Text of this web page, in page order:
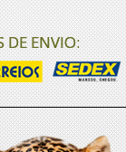
DE ENVIO: